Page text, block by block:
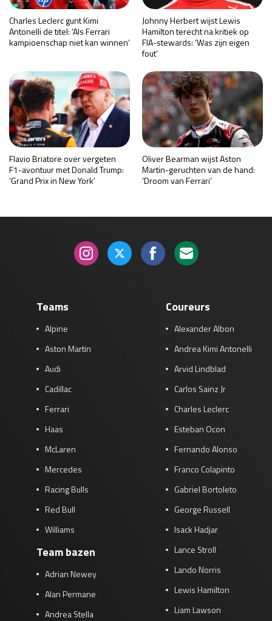
Charles Leclerc gunt Kimi
Antonelli de titel: ‘Als Ferrari
kampioenschap niet kan winnen’
Johnny Herbert wijst Lewis
Hamilton terecht na kritiek op
FIA-stewards: ‘Was zijn eigen
fout’
Flavio Briatore over vergeten
F1-avontuur met Donald Trump:
‘Grand Prix in New York’
Oliver Bearman wijst Aston
Martin-geruchten van de hand:
‘Droom van Ferrari’
Teams
Alpine
Aston Martin
Audi
Cadillac
Ferrari
Haas
McLaren
Mercedes
Racing Bulls
Red Bull
Williams
Team bazen
Adrian Newey
Alan Permane
Andrea Stella
Coureurs
Alexander Albon
Andrea Kimi Antonelli
Arvid Lindblad
Carlos Sainz Jr
Charles Leclerc
Esteban Ocon
Fernando Alonso
Franco Colapinto
Gabriel Bortoleto
George Russell
Isack Hadjar
Lance Stroll
Lando Norris
Lewis Hamilton
Liam Lawson